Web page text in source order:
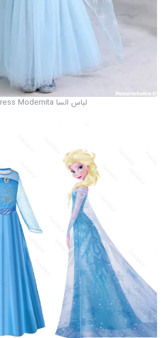
لباس السا Elsa Dress Modernita